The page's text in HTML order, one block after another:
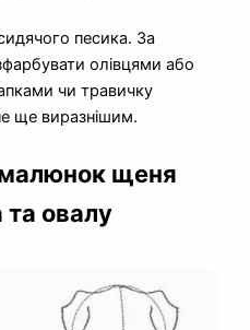
песика. За
олівцями або
чи травичку
ще виразнішим.
щеня
та овалу